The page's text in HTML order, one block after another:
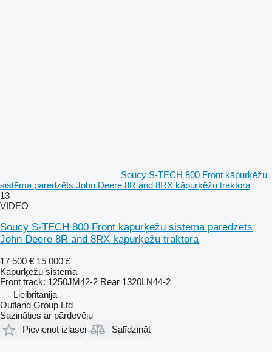
Soucy S-TECH 800 Front kāpurķēžu
sistēma paredzēts John Deere 8R and 8RX kāpurķēžu traktora
13
VIDEO
Soucy S-TECH 800 Front kāpurķēžu sistēma paredzēts
John Deere 8R and 8RX kāpurķēžu traktora
17 500 € 15 000 £
Kāpurķēžu sistēma
Front track: 1250JM42-2 Rear 1320LN44-2
Lielbritānija
Outland Group Ltd
Sazināties ar pārdevēju
Pievienot izlasei
Salīdzināt